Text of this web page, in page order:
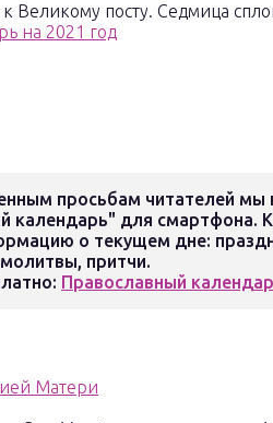
Великому посту. Седмица
на 2021 год
просьбам читателей мы
календарь" для смартфона.
о текущем дне:
притчи.
Православный
Матери